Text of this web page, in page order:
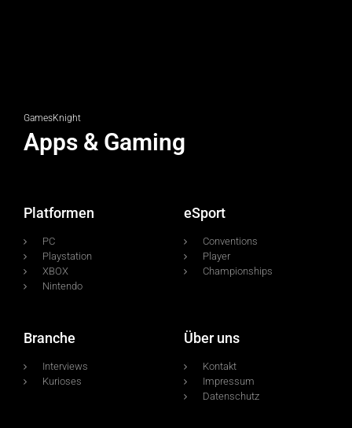
GamesKnight
Apps & Gaming
Platformen
PC
Playstation
XBOX
Nintendo
eSport
Conventions
Player
Championships
Branche
Interviews
Kurioses
Über uns
Kontakt
Impressum
Datenschutz